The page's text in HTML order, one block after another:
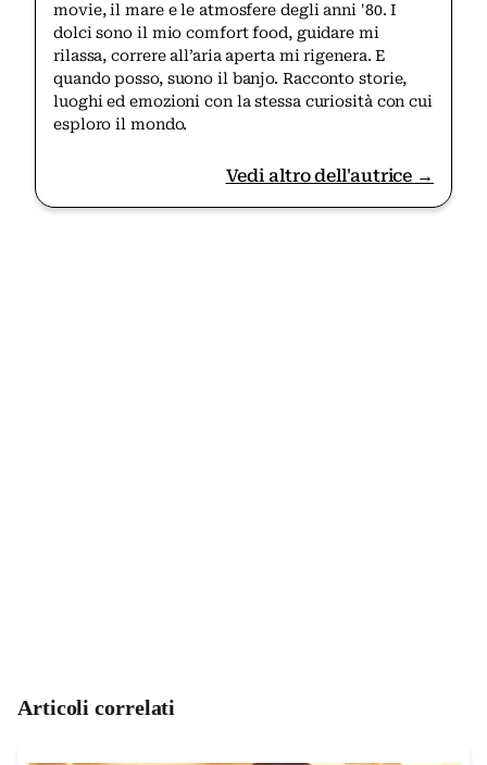
movie, il mare e le atmosfere degli anni '80. I
dolci sono il mio comfort food, guidare mi
rilassa, correre all’aria aperta mi rigenera. E
quando posso, suono il banjo. Racconto storie,
luoghi ed emozioni con la stessa curiosità con cui
esploro il mondo.
Vedi altro dell'autrice →
Articoli correlati